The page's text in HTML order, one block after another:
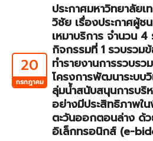
20
กรกฎาคม
ประกาศมหาวิทยาลัย
วิชัย เรื่องประกาศผู้ช
เหมาบริการ จำนวน
กิจกรรมที่ 1 รวบรวม
ทำรายงานการรวบร
โครงการพัฒนาระบบ
ลุ่มน้ำสนับสนุนการบริ
อย่างมีประสิทธิภาพใ
ตะวันออกตอนล่าง ด้
อิเล็กทรอนิกส์ (e-